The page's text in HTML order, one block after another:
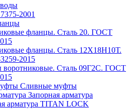
2001
фланцы. Сталь 20. ГОСТ
фланцы. Сталь 12Х18Н10Т.
2015
Сталь 09Г2С. ГОСТ
Сливные муфты
Запорная арматура
арматура TITAN LOCK